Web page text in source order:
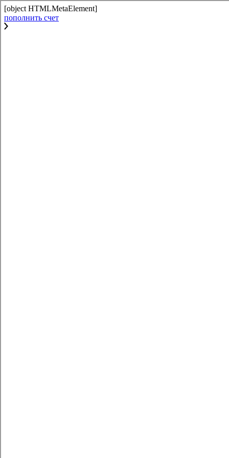
[object HTMLMetaElement]
пополнить счет